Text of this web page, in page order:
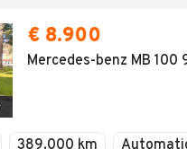
€ 8.900
Mercedes-benz MB 100
389.000 km